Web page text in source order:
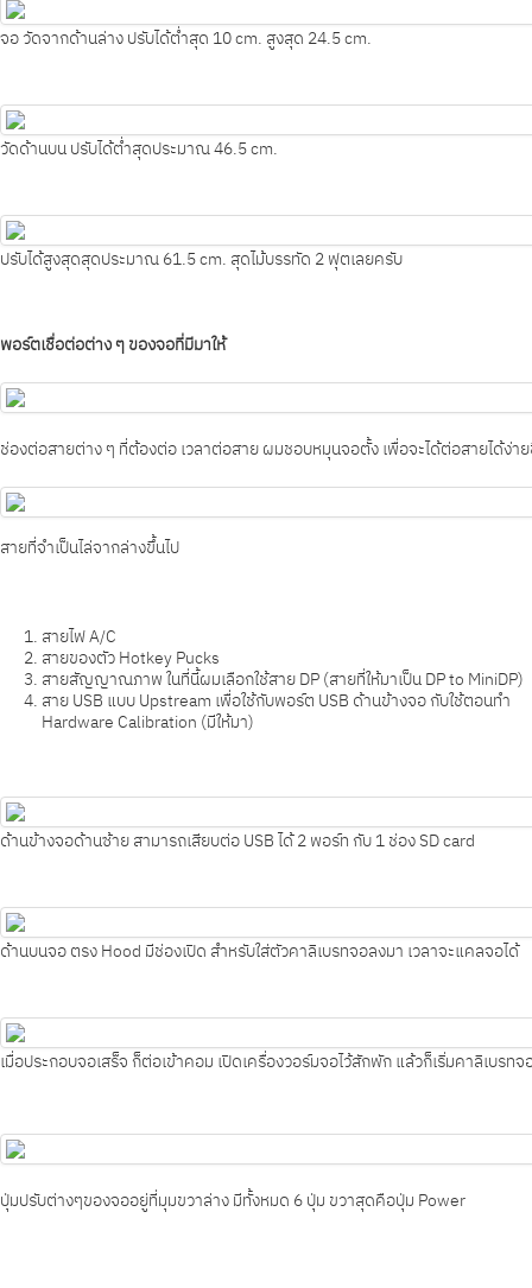
จอ วัดจากด้านล่าง ปรับได้ต่ำสุด 10 cm. สูงสุด 24.5 cm.
วัดด้านบน ปรับได้ต่ำสุดประมาณ 46.5 cm.
ปรับได้สูงสุดสุดประมาณ 61.5 cm. สุดไม้บรรทัด 2 ฟุตเลยครับ
พอร์ตเชื่อต่อต่าง ๆ ของจอที่มีมาให้
ช่องต่อสายต่าง ๆ ที่ต้องต่อ เวลาต่อสาย ผมชอบหมุนจอตั้ง เพื่อจะได้ต่อสายได้ง่า
สายที่จำเป็นไล่จากล่างขึ้นไป
สายไฟ A/C
สายของตัว Hotkey Pucks
สายสัญญาณภาพ ในที่นี้ผมเลือกใช้สาย DP (สายที่ให้มาเป็น DP to MiniDP)
สาย USB แบบ Upstream เพื่อใช้กับพอร์ต USB ด้านข้างจอ กับใช้ตอนทำ
Hardware Calibration (มีให้มา)
ด้านข้างจอด้านซ้าย สามารถเสียบต่อ USB ได้ 2 พอร์ท กับ 1 ช่อง SD card
ด้านบนจอ ตรง Hood มีช่องเปิด สำหรับใส่ตัวคาลิเบรทจอลงมา เวลาจะแคลจอได้
เมื่อประกอบจอเสร็จ ก็ต่อเข้าคอม เปิดเครื่องวอร์มจอไว้สักพัก แล้วก็เริ่มคาลิเบรท
ปุ่มปรับต่างๆของจออยู่ที่มุมขวาล่าง มีทั้งหมด 6 ปุ่ม ขวาสุดคือปุ่ม Power